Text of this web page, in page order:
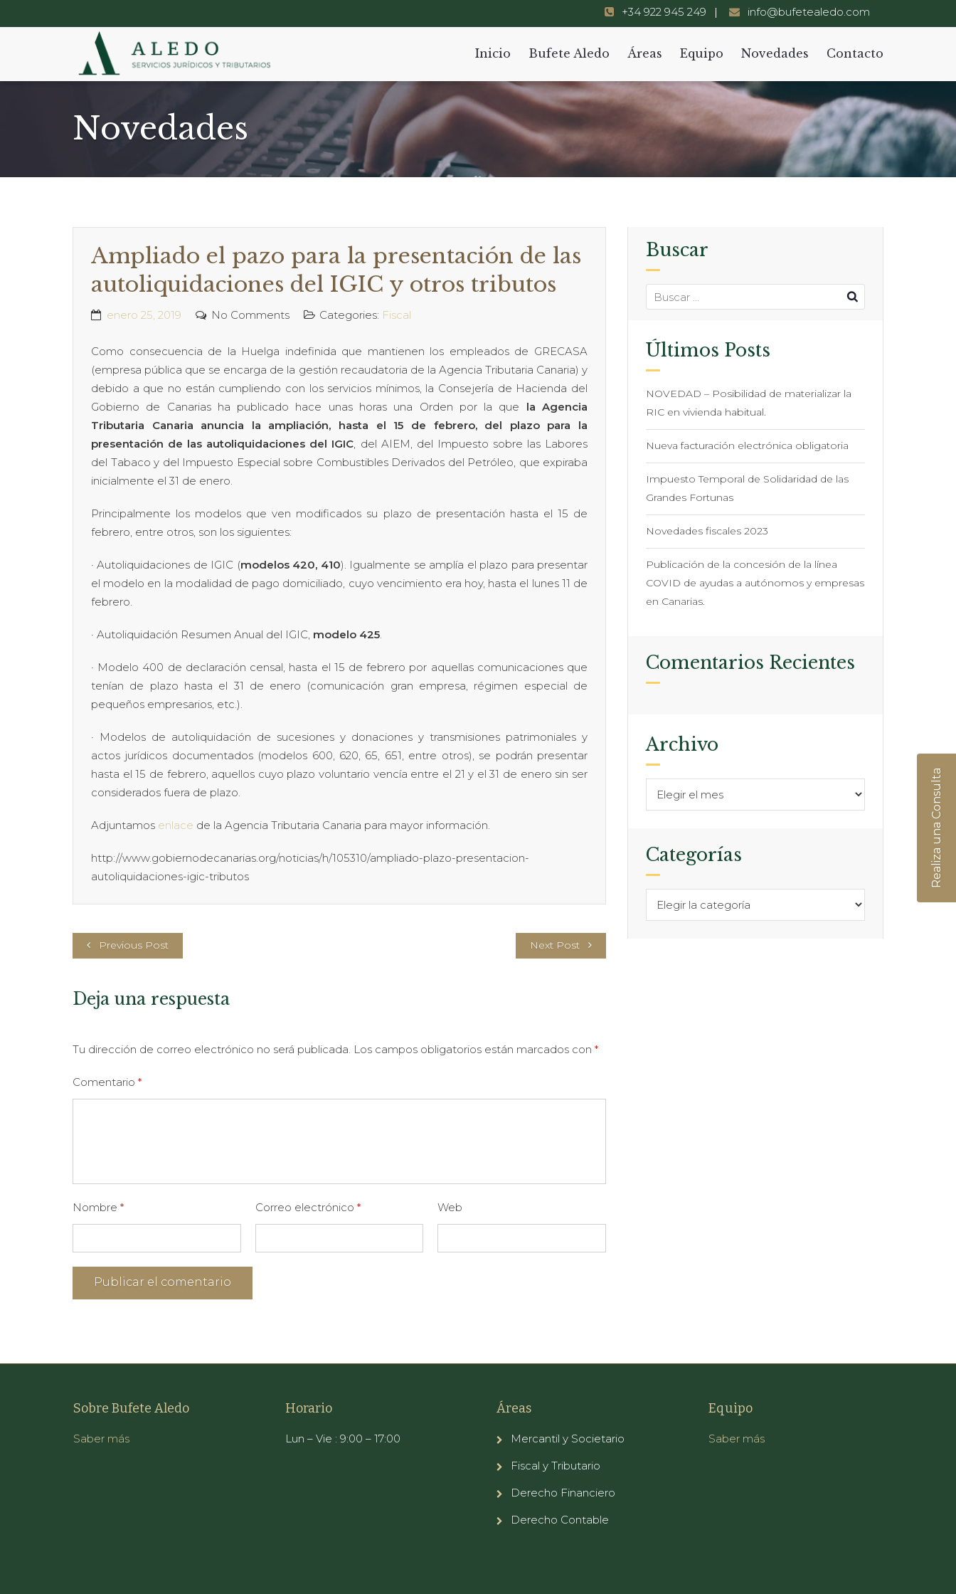
+34 922 945 249 info@bufetealedo.com
Inicio Bufete Aledo Áreas Equipo Novedades Contacto
Novedades
Ampliado el pazo para la presentación de las
autoliquidaciones del IGIC y otros tributos
enero 25, 2019 No Comments Categories: Fiscal
Como consecuencia de la Huelga indefinida que mantienen los empleados de GRECASA
(empresa pública que se encarga de la gestión recaudatoria de la Agencia Tributaria Canaria) y
debido a que no están cumpliendo con los servicios mínimos, la Consejería de Hacienda del
Gobierno de Canarias ha publicado hace unas horas una Orden por la que la Agencia
Tributaria Canaria anuncia la ampliación, hasta el 15 de febrero, del plazo para la
presentación de las autoliquidaciones del IGIC, del AIEM, del Impuesto sobre las Labores
del Tabaco y del Impuesto Especial sobre Combustibles Derivados del Petróleo, que expiraba
inicialmente el 31 de enero.
Principalmente los modelos que ven modificados su plazo de presentación hasta el 15 de
febrero, entre otros, son los siguientes:
· Autoliquidaciones de IGIC (modelos 420, 410). Igualmente se amplía el plazo para presentar
el modelo en la modalidad de pago domiciliado, cuyo vencimiento era hoy, hasta el lunes 11 de
febrero.
· Autoliquidación Resumen Anual del IGIC, modelo 425.
· Modelo 400 de declaración censal, hasta el 15 de febrero por aquellas comunicaciones que
tenían de plazo hasta el 31 de enero (comunicación gran empresa, régimen especial de
pequeños empresarios, etc.).
· Modelos de autoliquidación de sucesiones y donaciones y transmisiones patrimoniales y
actos jurídicos documentados (modelos 600, 620, 65, 651, entre otros), se podrán presentar
hasta el 15 de febrero, aquellos cuyo plazo voluntario vencía entre el 21 y el 31 de enero sin ser
considerados fuera de plazo.
Adjuntamos enlace de la Agencia Tributaria Canaria para mayor información.
http://www.gobiernodecanarias.org/noticias/h/105310/ampliado-plazo-presentacion-
autoliquidaciones-igic-tributos
Previous Post Next Post
Deja una respuesta
Tu dirección de correo electrónico no será publicada. Los campos obligatorios están marcados con *
Comentario *
Nombre * Correo electrónico * Web
Buscar
Últimos Posts
NOVEDAD – Posibilidad de materializar la
RIC en vivienda habitual.
Nueva facturación electrónica obligatoria
Impuesto Temporal de Solidaridad de las
Grandes Fortunas
Novedades fiscales 2023
Publicación de la concesión de la línea
COVID de ayudas a autónomos y empresas
en Canarias.
Comentarios Recientes
Archivo
Categorías
Sobre Bufete Aledo
Saber más
Horario
Lun – Vie : 9:00 – 17:00
Áreas
Mercantil y Societario
Fiscal y Tributario
Derecho Financiero
Derecho Contable
Equipo
Saber más
Realiza una Consulta